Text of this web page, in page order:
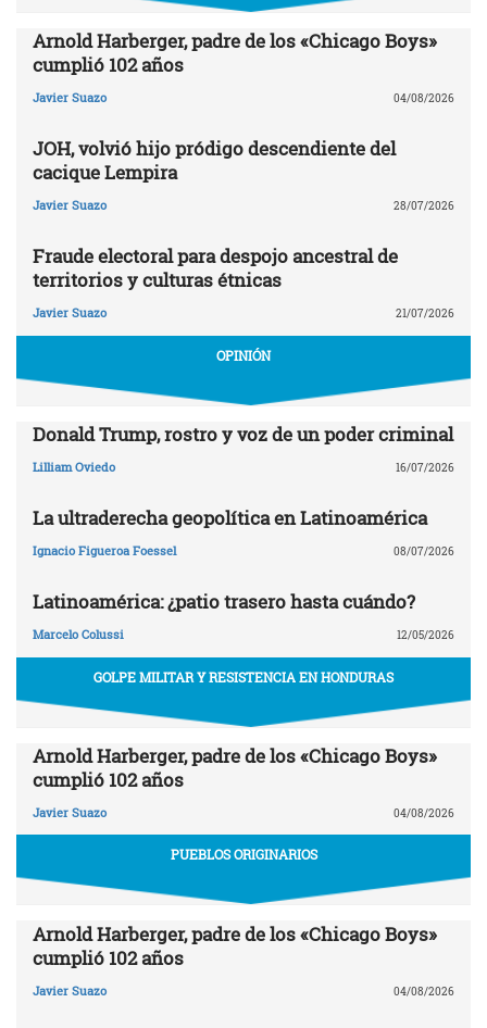
Arnold Harberger, padre de los «Chicago Boys»
cumplió 102 años
Javier Suazo 04/08/2026
JOH, volvió hijo pródigo descendiente del
cacique Lempira
Javier Suazo 28/07/2026
Fraude electoral para despojo ancestral de
territorios y culturas étnicas
Javier Suazo 21/07/2026
OPINIÓN
Donald Trump, rostro y voz de un poder criminal
Lilliam Oviedo 16/07/2026
La ultraderecha geopolítica en Latinoamérica
Ignacio Figueroa Foessel 08/07/2026
Latinoamérica: ¿patio trasero hasta cuándo?
Marcelo Colussi 12/05/2026
GOLPE MILITAR Y RESISTENCIA EN HONDURAS
Arnold Harberger, padre de los «Chicago Boys»
cumplió 102 años
Javier Suazo 04/08/2026
PUEBLOS ORIGINARIOS
Arnold Harberger, padre de los «Chicago Boys»
cumplió 102 años
Javier Suazo 04/08/2026